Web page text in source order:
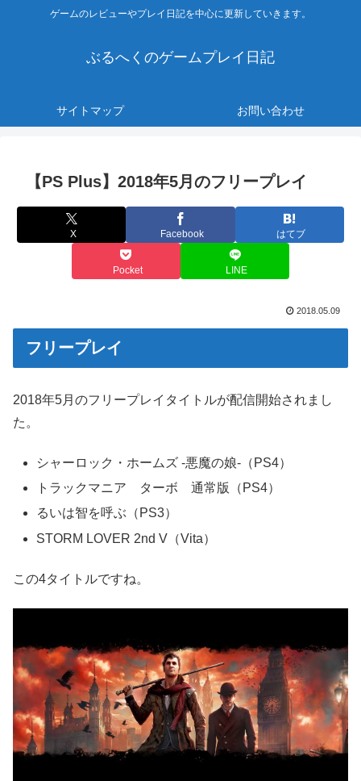
ゲームのレビューやプレイ日記を中心に更新していきます。
ぶるへくのゲームプレイ日記
サイトマップ お問い合わせ
【PS Plus】2018年5月のフリープレイ
X Facebook はてブ
Pocket LINE
2018.05.09
フリープレイ
2018年5月のフリープレイタイトルが配信開始されまし
た。
シャーロック・ホームズ -悪魔の娘-（PS4）
トラックマニア ターボ 通常版（PS4）
るいは智を呼ぶ（PS3）
STORM LOVER 2nd V（Vita）
この4タイトルですね。